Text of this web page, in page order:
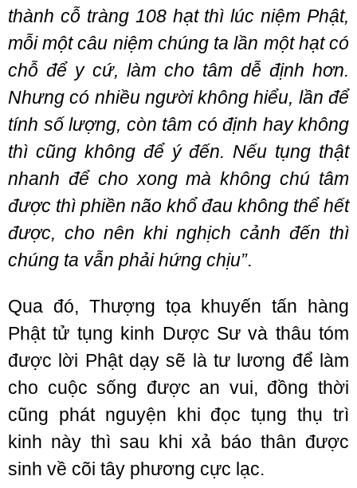
thành cỗ tràng 108 hạt thì lúc niệm Phật,
mỗi một câu niệm chúng ta lần một hạt có
chỗ để y cứ, làm cho tâm dễ định hơn.
Nhưng có nhiều người không hiểu, lần để
tính số lượng, còn tâm có định hay không
thì cũng không để ý đến. Nếu tụng thật
nhanh để cho xong mà không chú tâm
được thì phiền não khổ đau không thể hết
được, cho nên khi nghịch cảnh đến thì
chúng ta vẫn phải hứng chịu”.
Qua đó, Thượng tọa khuyến tấn hàng
Phật tử tụng kinh Dược Sư và thâu tóm
được lời Phật dạy sẽ là tư lương để làm
cho cuộc sống được an vui, đồng thời
cũng phát nguyện khi đọc tụng thụ trì
kinh này thì sau khi xả báo thân được
sinh về cõi tây phương cực lạc.